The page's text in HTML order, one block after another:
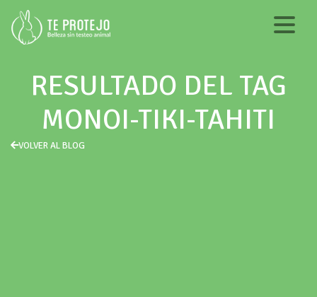
RESULTADO DEL TAG
MONOI-TIKI-TAHITI
VOLVER AL BLOG